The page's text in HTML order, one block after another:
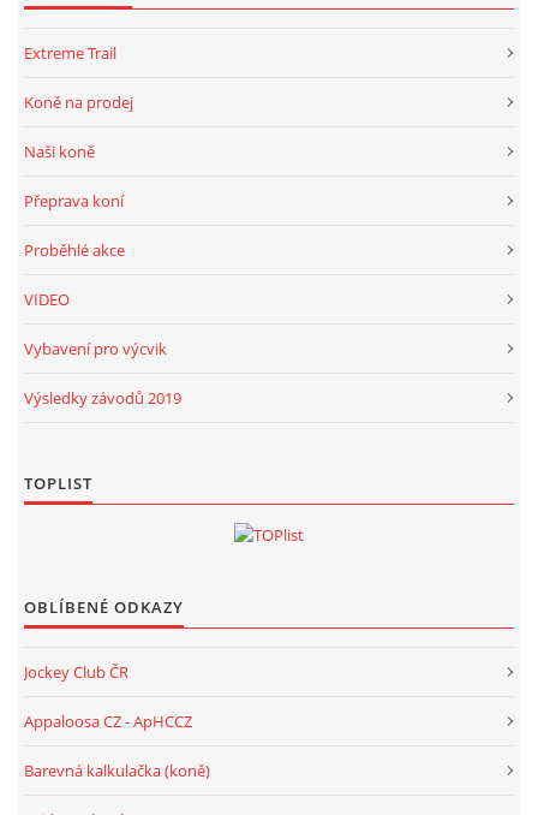
Extreme Trail
Koně na prodej
Naši koně
Přeprava koní
Proběhlé akce
VIDEO
Vybavení pro výcvik
Výsledky závodů 2019
TOPLIST
OBLÍBENÉ ODKAZY
Jockey Club ČR
Appaloosa CZ - ApHCCZ
Barevná kalkulačka (koně)